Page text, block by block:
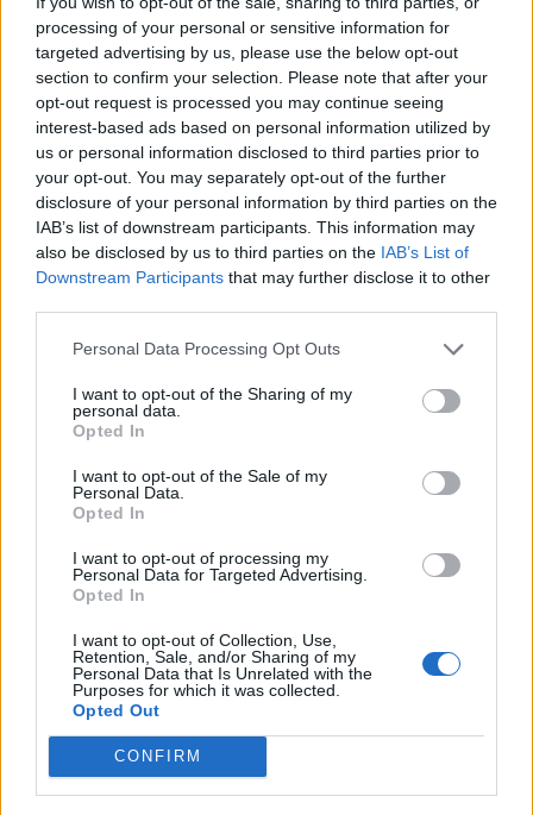
processing of your personal or sensitive information for
targeted advertising by us, please use the below opt-out
section to confirm your selection. Please note that after your
opt-out request is processed you may continue seeing
interest-based ads based on personal information utilized by
us or personal information disclosed to third parties prior to
your opt-out. You may separately opt-out of the further
disclosure of your personal information by third parties on the
IAB’s list of downstream participants. This information may
also be disclosed by us to third parties on the IAB’s List of
Downstream Participants that may further disclose it to other
Personal Data Processing Opt Outs
I want to opt-out of the Sharing of my
personal data.
Opted In
I want to opt-out of the Sale of my
Personal Data.
Opted In
I want to opt-out of processing my
Personal Data for Targeted Advertising.
Opted In
I want to opt-out of Collection, Use,
Retention, Sale, and/or Sharing of my
Personal Data that Is Unrelated with the
Purposes for which it was collected.
Opted Out
CONFIRM
Sándor Ella: Na, indíts, s
menjünk!
A rovat további cikkei
2026. augusztus 07., péntek
Meddig használható még a régi
személyi?